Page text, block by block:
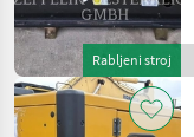
Rabljeni stroj